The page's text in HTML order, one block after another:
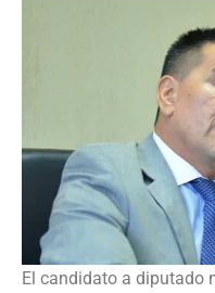
El candidato a diputado